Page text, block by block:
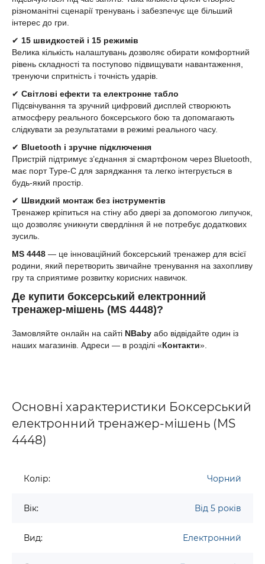
різноманітні сценарії тренувань і забезпечує ще більший
інтерес до гри.
✔ 15 швидкостей і 15 режимів
Велика кількість налаштувань дозволяє обирати комфортний
рівень складності та поступово підвищувати навантаження,
тренуючи спритність і точність ударів.
✔ Світлові ефекти та електронне табло
Підсвічування та зручний цифровий дисплей створюють
атмосферу реального боксерського бою та допомагають
слідкувати за результатами в режимі реального часу.
✔ Bluetooth і зручне підключення
Пристрій підтримує з’єднання зі смартфоном через Bluetooth,
має порт Type-C для заряджання та легко інтегрується в
будь-який простір.
✔ Швидкий монтаж без інструментів
Тренажер кріпиться на стіну або двері за допомогою липучок,
що дозволяє уникнути свердління й не потребує додаткових
зусиль.
MS 4448 — це інноваційний боксерський тренажер для всієї
родини, який перетворить звичайне тренування на захопливу
гру та сприятиме розвитку корисних навичок.
Де купити боксерський електронний
тренажер-мішень (MS 4448)?
Замовляйте онлайн на сайті NBaby або відвідайте один із
наших магазинів. Адреси — в розділі «Контакти».
Основні характеристики Боксерський
електронний тренажер-мішень (MS
4448)
Колір: Чорний
Вік: Від 5 років
Вид: Електронний